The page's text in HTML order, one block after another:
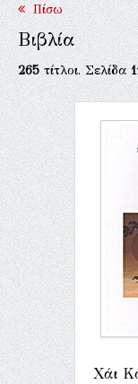
Πίσω
Βιβλία
265τίτλοι. Σελίδα
Χάι